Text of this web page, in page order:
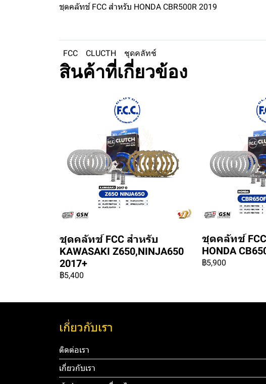
ชุดคลัทช์ FCC สำหรับ HONDA CBR500R 2019
FCC CLUCTH ชุดคลัทช์
สินค้าที่เกี่ยวข้อง
ชุดคลัทช์ FCC สำหรับ
KAWASAKI Z650,NINJA650
2017+
฿5,400
ชุดคลัทช์
HONDA
฿5,900
เกี่ยวกับเรา
ติดต่อเรา
เกี่ยวกับเรา